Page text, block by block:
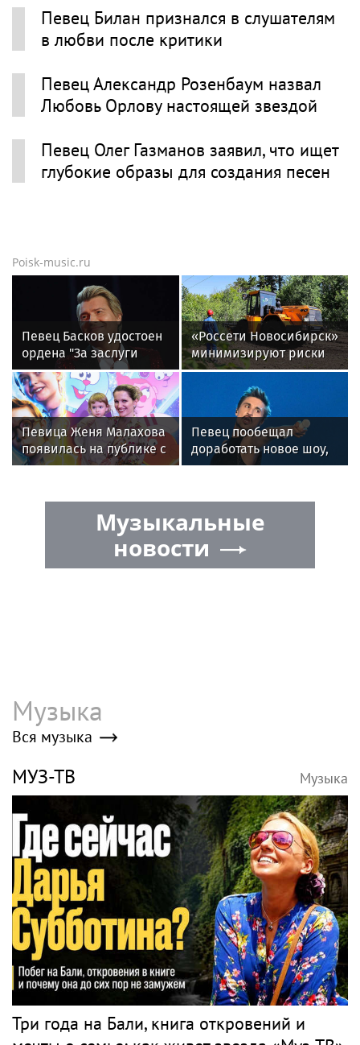
Певец Билан признался в слушателям
в любви после критики
Певец Александр Розенбаум назвал
Любовь Орлову настоящей звездой
Певец Олег Газманов заявил, что ищет
глубокие образы для создания песен
Poisk-music.ru
Певец Басков удостоен
ордена "За заслуги
перед Отечеством" IV
степени
«Россети Новосибирск»
минимизируют риски
повреждений ЛЭП за
счет масштабной
расчистки просек
Певица Женя Малахова
появилась на публике с
дочерью
Певец пообещал
доработать новое шоу,
подвергнутое критике
Музыкальные
новости
Музыка
Вся музыка
МУЗ-ТВ Музыка
Три года на Бали, книга откровений и